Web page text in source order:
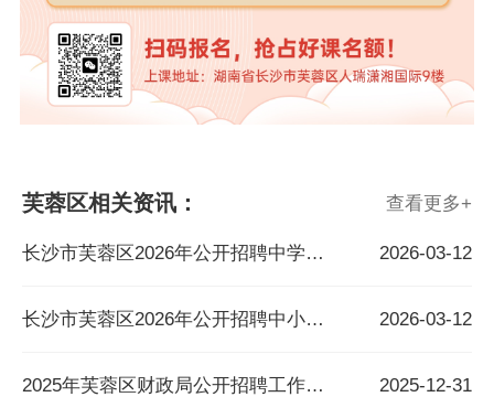
芙蓉区相关资讯： 查看更多+
长沙市芙蓉区2026年公开招聘中学骨干教师公告 2026-03-12
长沙市芙蓉区2026年公开招聘中小学教师公告 2026-03-12
2025年芙蓉区财政局公开招聘工作人员公告 2025-12-31